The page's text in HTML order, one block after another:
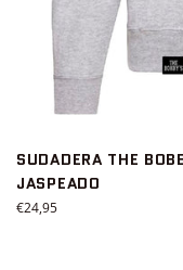
SUDADERA THE
JASPEADO
Precio
€24,95